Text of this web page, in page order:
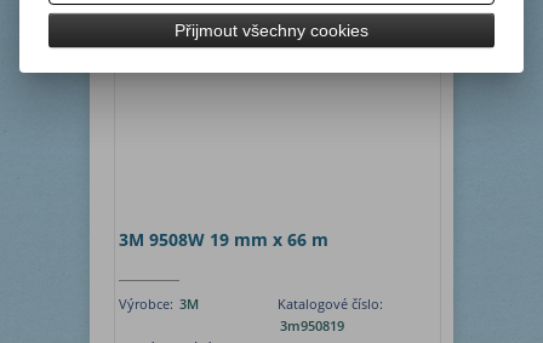
3M 9508W 19 mm x 66 m
Výrobce: 3M
Katalogové číslo:
3m950819
Přijmout všechny cookies